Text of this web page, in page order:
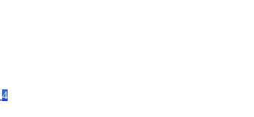
4